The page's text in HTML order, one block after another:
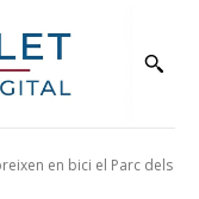
en bici el Parc dels